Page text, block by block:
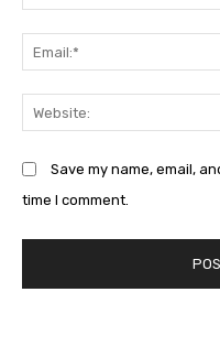
Save my name, email,
time I comment.